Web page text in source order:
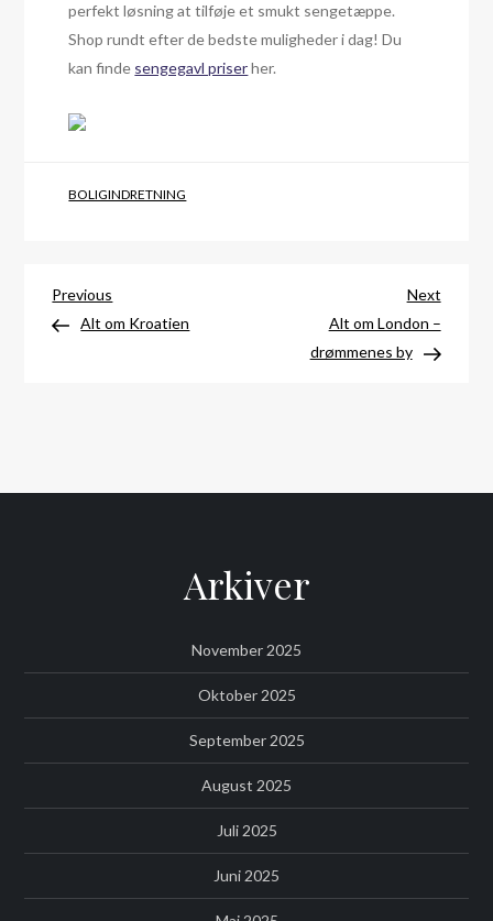
perfekt løsning at tilføje et smukt sengetæppe.
Shop rundt efter de bedste muligheder i dag! Du
kan finde sengegavl priserher.
BOLIGINDRETNING
Indlægsnavigation
Previous
Post
Previous
Alt om Kroatien
Next
Post
Next
Alt om London –
drømmenes by
Arkiver
November 2025
Oktober 2025
September 2025
August 2025
Juli 2025
Juni 2025